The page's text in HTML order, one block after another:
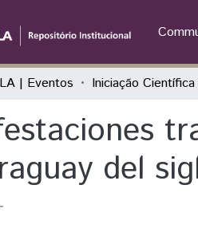
| Eventos
del